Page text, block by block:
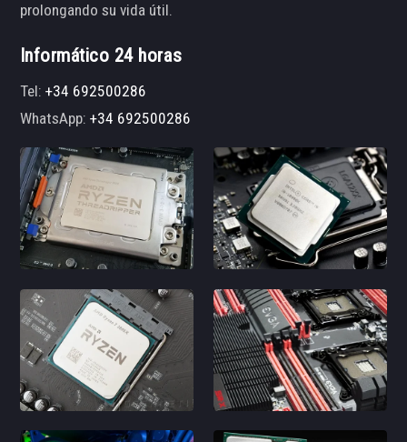
prolongando su vida útil.
Informático 24 horas
Tel:+34 692500286
WhatsApp:+34 692500286